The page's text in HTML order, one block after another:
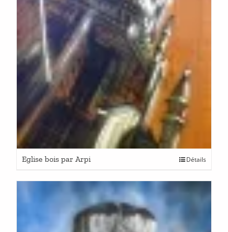
Eglise bois par Arpi Détails